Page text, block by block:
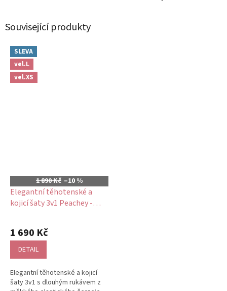
Související produkty
SLEVA
vel.L
vel.XS
1 890 Kč –10 %
Elegantní těhotenské a
kojicí šaty 3v1 Peachey -
hodnocení
produktu
5,0
5
hvězdiček.
1 690 Kč
DETAIL
Elegantní těhotenské a kojicí
šaty 3v1 s dlouhým rukávem z